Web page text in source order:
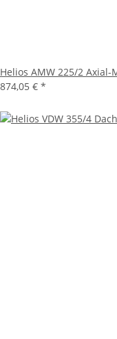
Helios AMW 225/2
874,05 € *